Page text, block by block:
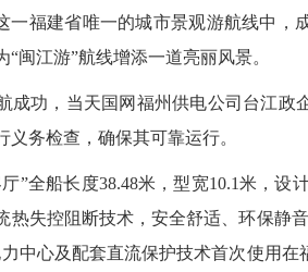
一福建省唯一的城市景观游航线中，
“闽江游”航线增添一道亮丽风景。
功，当天国网福州供电公司台江政
义务检查，确保其可靠运行。
全船长度38.48米，型宽10.1米，设
热失控阻断技术，安全舒适、环保静
中心及配套直流保护技术首次使用